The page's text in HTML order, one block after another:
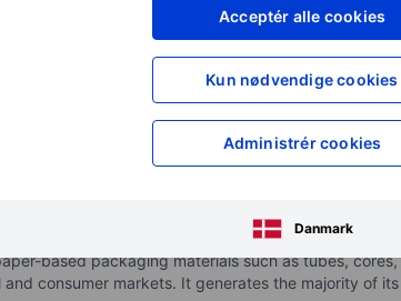
Acceptér alle cookies
Kun nødvendige cookies
Administrér cookies
Danmark
XXXXXXX
XXXXXXX
XXXXXXX
and supply of consumer and industrial
company has two reportable segments:
solutions mainly for food, beverage,
based packaging materials such as tubes,
consumer markets. It generates the majority of